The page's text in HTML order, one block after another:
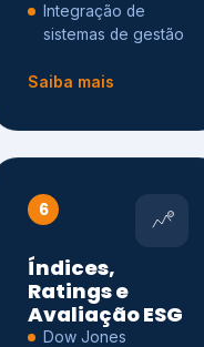
Integração de
sistemas de gestão
Saiba mais
6
Índices,
Ratings e
Avaliação ESG
Dow Jones